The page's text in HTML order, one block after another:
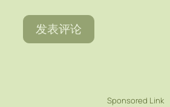
Sponsored Link